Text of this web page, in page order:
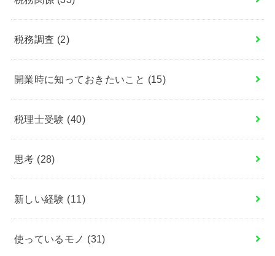
税務調査 (2)
開業時に知っておきたいこと (15)
税理士受験 (40)
思考 (28)
新しい経験 (11)
使っているモノ (31)